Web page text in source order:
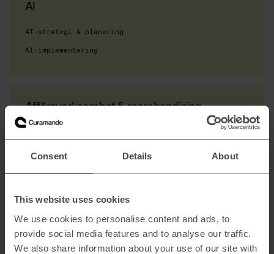
Consent Details About
This website uses cookies
We use cookies to personalise content and ads, to
provide social media features and to analyse our traffic.
We also share information about your use of our site with
AI
AI-strategi & planering
AI-implementering
Affärsverksamhet & merchandising
Affärsplan & säljstrategi